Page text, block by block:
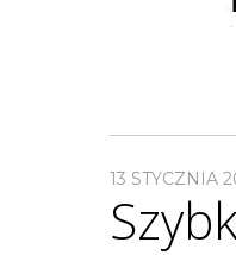
13 STYCZNIA